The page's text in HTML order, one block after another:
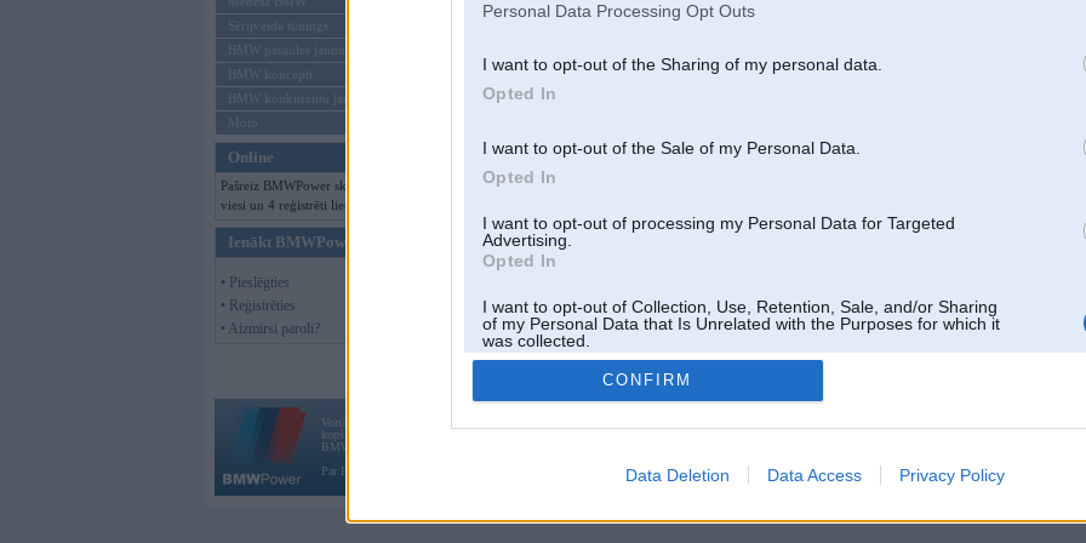
Personal Data Processing Opt Outs
I want to opt-out of the Sharing of my personal data.
Opted In
I want to opt-out of the Sale of my Personal Data.
Opted In
I want to opt-out of processing my Personal Data for Targeted
Advertising.
Opted In
I want to opt-out of Collection, Use, Retention, Sale, and/or Sharing
of my Personal Data that Is Unrelated with the Purposes for which it
was collected.
Opted Out
CONFIRM
Data Deletion Data Access Privacy Policy
Sērijveida tūnings
BMW pasaules jaunumi
BMW koncepti
BMW konkurentu jaunumi
Moto
Online
Pašreiz BMWPower skatās 147
viesi un 4 reģistrēti lietotāji.
Ienākt BMWPower
• Pieslēgties
• Reģistrēties
• Aizmirsi paroli?
Vortāls BMWPower.lv darbojas
kopš 2002. gada 14. maija. Tas nav auto klubs un nav saistīts ar
BMW AG.
Par BMWPower